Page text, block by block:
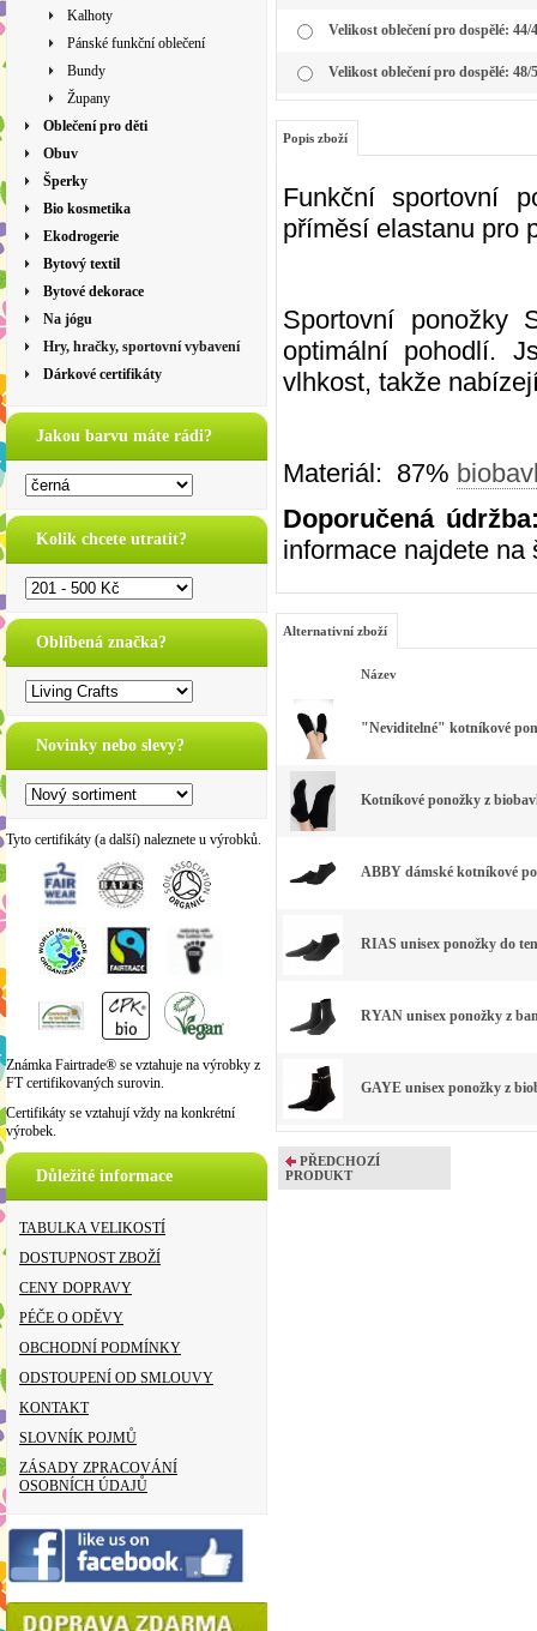
Kalhoty
Pánské funkční oblečení
Bundy
Župany
Oblečení pro děti
Obuv
Šperky
Bio kosmetika
Ekodrogerie
Bytový textil
Bytové dekorace
Na jógu
Hry, hračky, sportovní vybavení
Dárkové certifikáty
Jakou barvu máte rádi?
Kolik chcete utratit?
Oblíbená značka?
Novinky nebo slevy?
Tyto certifikáty (a další) naleznete u výrobků.
Známka Fairtrade® se vztahuje na výrobky z
FT certifikovaných surovin.
Certifikáty se vztahují vždy na konkrétní
výrobek.
Důležité informace
TABULKA VELIKOSTÍ
DOSTUPNOST ZBOŽÍ
CENY DOPRAVY
PÉČE O ODĚVY
OBCHODNÍ PODMÍNKY
ODSTOUPENÍ OD SMLOUVY
KONTAKT
SLOVNÍK POJMŮ
ZÁSADY ZPRACOVÁNÍ
OSOBNÍCH ÚDAJŮ
Velikost oblečení pro dospělé: 44/
Velikost oblečení pro dospělé: 48/
Popis zboží
Funkční sportovní
příměsí elastanu pro
Sportovní ponožky
optimální pohodlí.
vlhkost, takže
Materiál: 87%
Doporučená
informace najdete na
Alternativní zboží
Název
"Neviditelné" kotníkové
Kotníkové ponožky z
ABBY dámské kotníkové
RIAS unisex ponožky do
RYAN unisex ponožky z
GAYE unisex ponožky z
PŘEDCHOZÍ
PRODUKT